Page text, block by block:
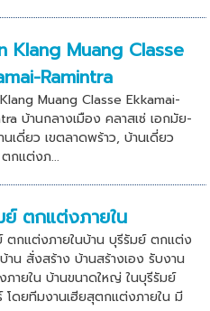
Klang Muang Classe
Ramintra
Muang Classe Ekkamai-
บ้านกลางเมือง คลาสเซ่ เอกมัย-
เดี่ยว เขตลาดพร้าว, บ้านเดี่ยว
กแต่งภ...
ย์ ตกแต่งภายใน
ตกแต่งภายในบ้าน บุรีรัมย์ ตกแต่ง
าน สั่งสร้าง บ้านสร้างเอง รับงาน
ายใน บ้านขนาดใหญ่ ในบุรีรัมย์
โดยทีมงานเฮียสุตกแต่งภายใน มี